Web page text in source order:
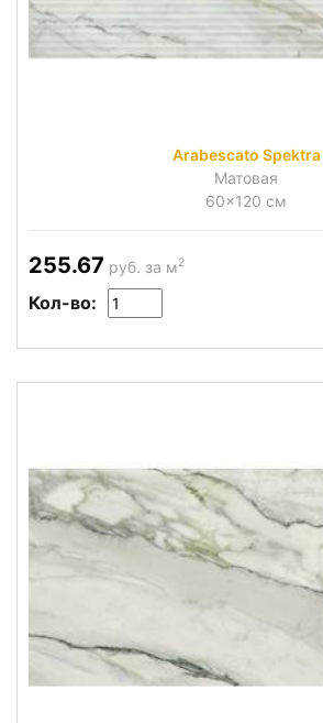
Arabescato Spektra
Матовая
60x120 см
255.67 руб. за м2
Кол-во: